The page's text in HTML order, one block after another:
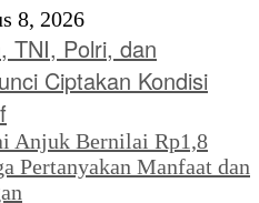
8, 2026
TNI, Polri, dan
Ciptakan Kondisi